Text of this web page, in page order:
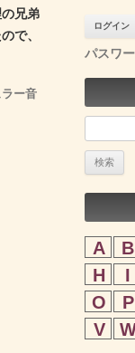
兄弟
で、
ー音
パスワ
索:
A B
H
I
O
P
V